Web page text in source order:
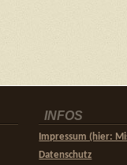
INFOS
Impressum (hier:
Datenschutz